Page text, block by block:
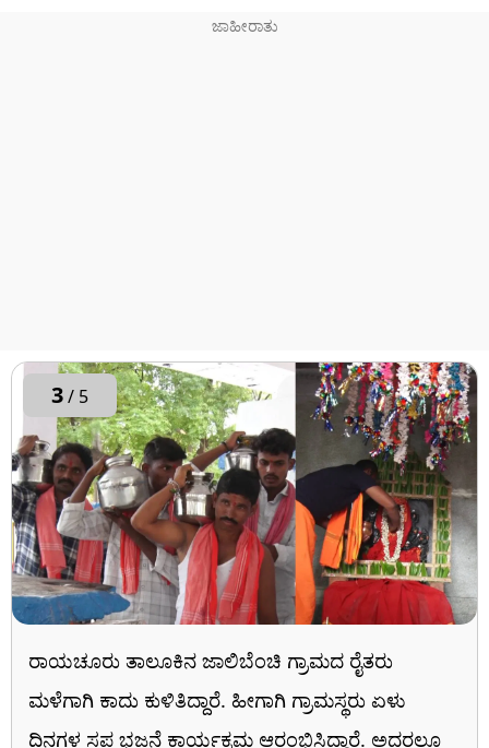
3/ 5
ರಾಯಚೂರು ತಾಲೂಕಿನ ಜಾಲಿಬೆಂಚಿ ಗ್ರಾಮದ ರೈತರು
ಮಳೆಗಾಗಿ ಕಾದು ಕುಳಿತಿದ್ದಾರೆ. ಹೀಗಾಗಿ ಗ್ರಾಮಸ್ಥರು ಏಳು
ದಿನಗಳ ಸಪ್ತ ಭಜನೆ ಕಾರ್ಯಕ್ರಮ ಆರಂಭಿಸಿದ್ದಾರೆ. ಅದರಲ್ಲೂ